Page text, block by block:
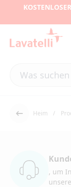
Der Rücken
Heim
, um